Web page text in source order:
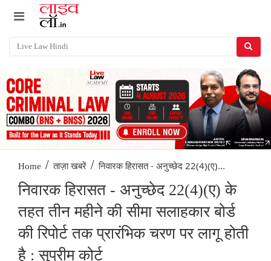
Home / ताज़ा खबरें / निवारक हिरासत - अनुच्छेद 22(4)(ए)...
निवारक हिरासत - अनुच्छेद 22(4)(ए) के
तहत तीन महीने की सीमा सलाहकार बोर्ड
की रिपोर्ट तक प्रारंभिक चरण पर लागू होती
है : सुप्रीम कोर्ट